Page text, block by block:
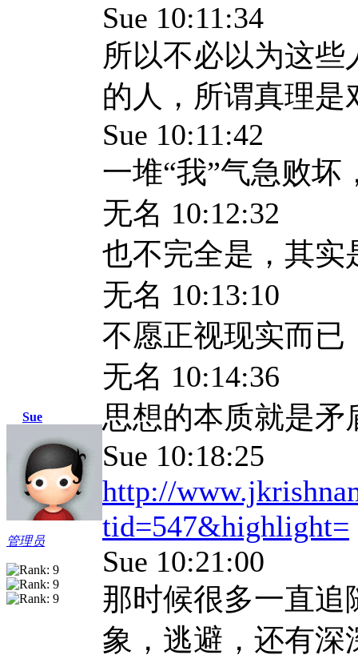
Sue
管理员
Sue 10:11:34
所以不必以为这
的人，所谓真理是
Sue 10:11:42
一堆“我”气急败坏
无名 10:12:32
也不完全是，其实
无名 10:13:10
不愿正视现实而已
无名 10:14:36
思想的本质就是矛
Sue 10:18:25
http://
tid=547&highlight=
Sue 10:21:00
那时候很多一直追
象，逃避，还有深